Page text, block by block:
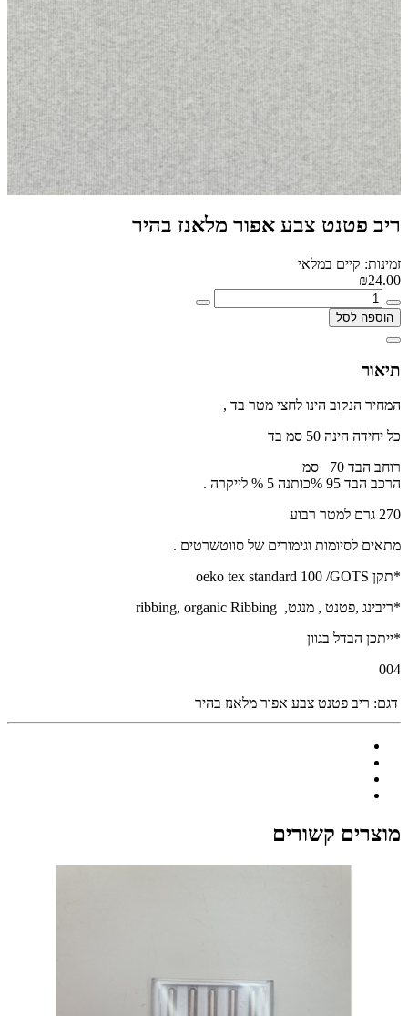
ריב פטנט צבע אפור מלאנז בהיר
זמינות: קיים במלאי
₪24.00
הוספה לסל
תיאור
המחיר הנקוב הינו לחצי מטר בד ,
כל יחידה הינה 50 סמ בד
רוחב הבד 70 סמ
הרכב הבד 95 %כותנה 5 % לייקרה .
270 גרם למטר רבוע
מתאים לסיומות וגימורים של סווטשרטים .
*תקן oeko tex standard 100 /GOTS
*ריבינג ,פטנט , מנגט, ribbing, organic Ribbing
*ייתכן הבדל בגוון
004
דגם: ריב פטנט צבע אפור מלאנז בהיר
מוצרים קשורים